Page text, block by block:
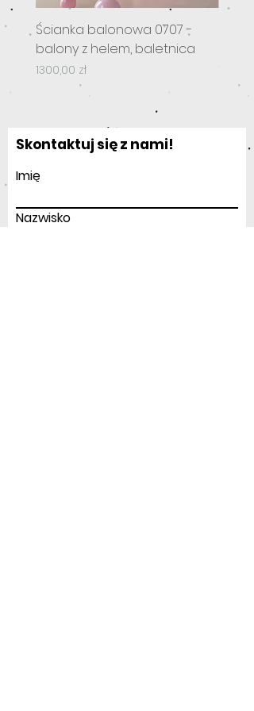
Ścianka balonowa 0707 -
balony z helem, baletnica
Cena
1300,00 zł Cena
1200,00
Skontaktuj się z nami!
Imię
Nazwisko